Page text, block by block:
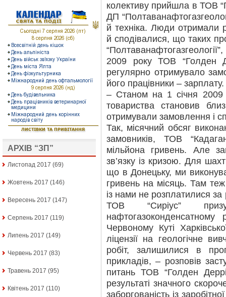
АРХІВ “ЗП”
Листопад 2017 (69)
Жовтень 2017 (146)
Вересень 2017 (147)
Серпень 2017 (119)
Липень 2017 (149)
Червень 2017 (83)
Травень 2017 (95)
Квітень 2017 (110)
колективу прийшла в ТОВ
ДП
й техніка. Люди отримали
й сподівалися, що таких
2009 року ТОВ “Голден
регулярно отримувало
його працівники – зарплату.
– Станом на 1 січня 2009
товариства становив
отримували замовлення і
Так, місячний обсяг
замовників, ТОВ
мільйона гривень. Але
зв’язку із кризою. Для
що в Донецьку, ми
гривень на місяць. Там
із нами не розплатилися
ТОВ “Сиріус”
Червоному Куті
ліцензії на геологічне
робіт, залишилися в
прикладів, – розповів
питань ТОВ “Голден
результаті значного
заборгованість із